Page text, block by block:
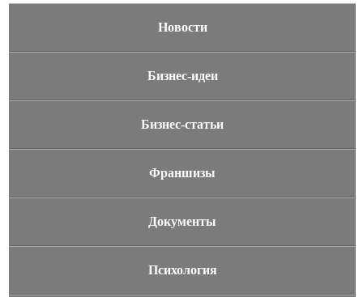
Новости
Бизнес-идеи
Бизнес-статьи
Франшизы
Документы
Психология